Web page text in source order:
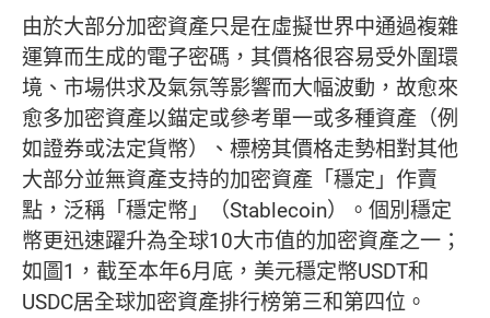
由於大部分加密資產只是在虛擬世界中通過複雜
運算而生成的電子密碼，其價格很容易受外圍環
境、市場供求及氣氛等影響而大幅波動，故愈來
愈多加密資產以錨定或參考單一或多種資產（例
如證券或法定貨幣）、標榜其價格走勢相對其他
大部分並無資產支持的加密資產「穩定」作賣
點，泛稱「穩定幣」（Stablecoin）。個別穩定
幣更迅速躍升為全球10大市值的加密資產之一；
如圖1，截至本年6月底，美元穩定幣USDT和
USDC居全球加密資產排行榜第三和第四位。